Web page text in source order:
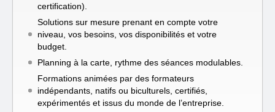
certification).
Solutions sur mesure prenant en compte votre
niveau, vos besoins, vos disponibilités et votre
budget.
Planning à la carte, rythme des séances modulables.
Formations animées par des formateurs
indépendants, natifs ou biculturels, certifiés,
expérimentés et issus du monde de l’entreprise.